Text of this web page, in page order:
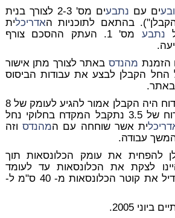
ים עם נתבע
ים מס' 2-3 לצורך בנית
בהתאם לתוכניות האדריכלית
נתבע
מס' 1. העתק ההסכם צורף
הזמנת מהנדס באתר לצורך מתן אישור
החל הקבלן לבצע את עבודות הביסוס
בהתאם לתוכנית הקידוח היה הקבלן אמור להגיע לעומק של 8
מטר אולם לאחר קידוח של 3.5 נתקבל המקדח בחלוקי נחל
ית אשר שוחחה עם המהנדסוזה
עבודה.
להפחית את עומק הכלונסאות תוך
לצקת את הכלונסאות עד לעומד
הקידוח - 3.5 מ' ולהגדיל את קוטר הכלונסאות מ- 40 ס"מ ל-
2005.